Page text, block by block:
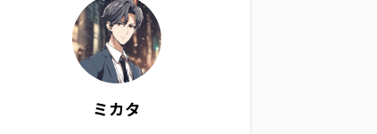
ミカタ